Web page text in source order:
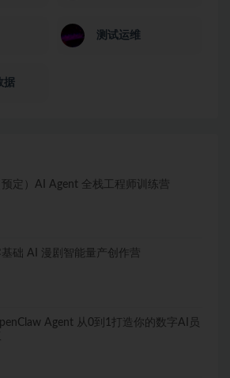
测试运维
据
预定）AI Agent 全栈工程师训练营
基础 AI 漫剧智能量产创作营
Agent 从0到1打造你的数字AI员